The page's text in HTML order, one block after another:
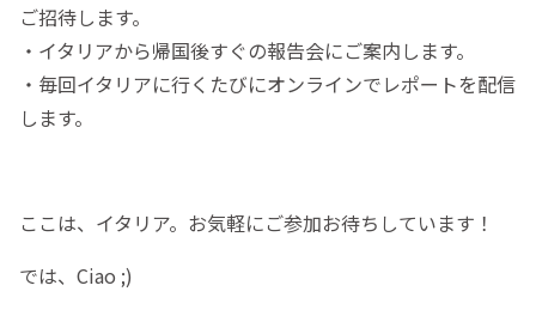
ご招待します。
・イタリアから帰国後すぐの報告会にご案内します。
・毎回イタリアに行くたびにオンラインでレポートを配信
します。
ここは、イタリア。お気軽にご参加お待ちしています！
では、Ciao ;)